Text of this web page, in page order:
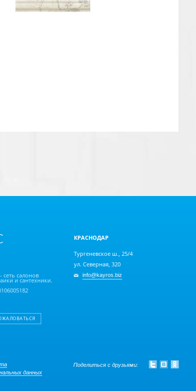
салонов
и сантехники.
КРАСНОДАР
Тургеневское ш., 25/4
ул. Северная, 320
info@kayros.biz
данных
Поделиться с друзьями: